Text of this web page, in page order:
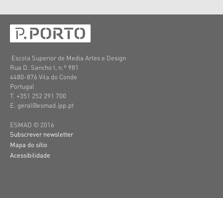
Escola Superior de Media Artes e Design
Rua D. Sancho I, n.º 981
4480-876 Vila do Conde
Portugal
T. +351 252 291 700
E. geral@esmad.ipp.pt
ESMAD © 2016
Subscrever newsletter
Mapa do sítio
Acessibilidade